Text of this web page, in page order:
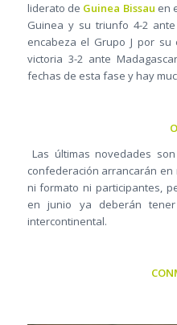
liderato de Guinea Bissau en
Guinea y su triunfo 4-2 ante
encabeza el Grupo J por su
victoria 3-2 ante
fechas de esta fase y hay
Las últimas novedades
confederación arrancarán en
ni formato ni participantes,
en junio ya deberán
intercontinental.